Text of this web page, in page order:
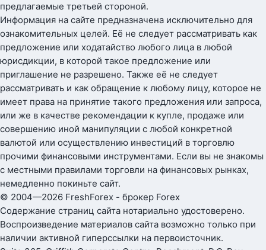
предлагаемые третьей стороной.
Информация на сайте предназначена исключительно для
ознакомительных целей. Её не следует рассматривать как
предложение или ходатайство любого лица в любой
юрисдикции, в которой такое предложение или
приглашение не разрешено. Также её не следует
рассматривать и как обращение к любому лицу, которое не
имеет права на принятие такого предложения или запроса,
или же в качестве рекомендации к купле, продаже или
совершению иной манипуляции с любой конкретной
валютой или осуществлению инвестиций в торговлю
прочими финансовыми инструментами. Если вы не знакомы
с местными правилами торговли на финансовых рынках,
немедленно покиньте сайт.
© 2004—2026 FreshForex - брокер Forex
Содержание страниц сайта нотариально удостоверено.
Воспроизведение материалов сайта возможно только при
наличии активной гиперссылки на первоисточник.